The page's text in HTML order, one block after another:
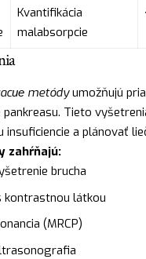
Kvantifikácia
malabsorpcie
metódyumožňujú
Tieto
a plánovať
zahŕňajú:
brucha
kontrastnou látkou
(MRCP)